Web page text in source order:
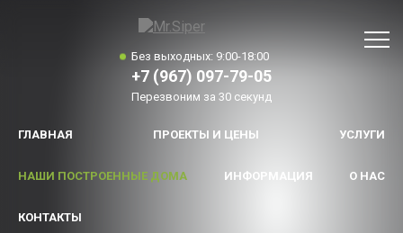
Без выходных: 9:00-18:00
+7 (967) 097-79-05
Перезвоним за 30 секунд
ГЛАВНАЯ ПРОЕКТЫ И ЦЕНЫ УСЛУГИ
НАШИ ПОСТРОЕННЫЕ ДОМА ИНФОРМАЦИЯ О НАС
КОНТАКТЫ